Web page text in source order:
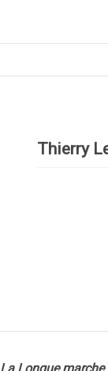
Thierry